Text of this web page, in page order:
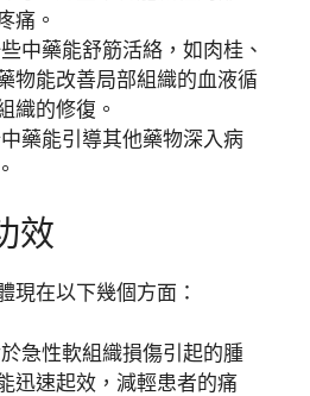
痛。
中藥能舒筋活絡，如肉桂、
物能改善局部組織的血液循
織的修復。
藥能引導其他藥物深入病
效
現在以下幾個方面：
急性軟組織損傷引起的腫
迅速起效，減輕患者的痛